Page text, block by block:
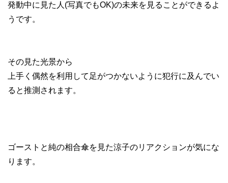
発動中に見た人(写真でもOK)の未来を見ることができるよ
うです。
その見た光景から
上手く偶然を利用して足がつかないように犯行に及んでい
ると推測されます。
ゴーストと純の相合傘を見た涼子のリアクションが気にな
ります。